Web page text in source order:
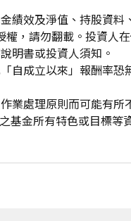
績效及淨值、持股資
，請勿翻載。投資人
明書或投資人須知。
自成立以來」報酬率
業處理原則而可能有所
基金所有特色或目標等